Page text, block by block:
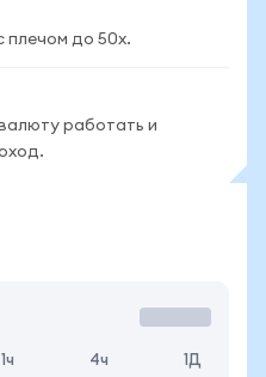
плечом до 50x.
работать и
1ч 4ч 1Д